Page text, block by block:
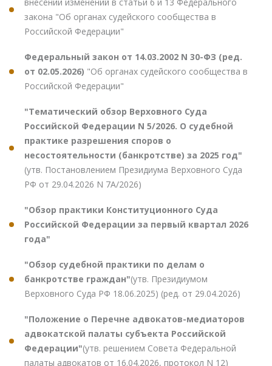
закона "Об органах судейского сообщества в
Российской Федерации"
Федеральный закон от 14.03.2002 N 30-ФЗ (ред.
от 02.05.2026) "Об органах судейского сообщества в
Российской Федерации"
"Тематический обзор Верховного Суда
Российской Федерации N 5/2026. О судебной
практике разрешения споров о
несостоятельности (банкротстве) за 2025 год"
(утв. Постановлением Президиума Верховного Суда
РФ от 29.04.2026 N 7А/2026)
"Обзор практики Конституционного Суда
Российской Федерации за первый квартал 2026
года"
"Обзор судебной практики по делам о
банкротстве граждан"(утв. Президиумом
Верховного Суда РФ 18.06.2025) (ред. от 29.04.2026)
"Положение о Перечне адвокатов-медиаторов
адвокатской палаты субъекта Российской
Федерации"(утв. решением Совета Федеральной
палаты адвокатов от 16.04.2026, протокол N 12)